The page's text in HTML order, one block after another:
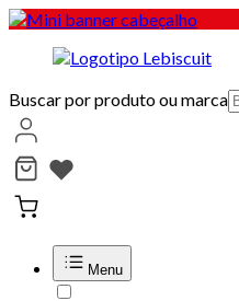
Buscar por produto ou marca
Menu